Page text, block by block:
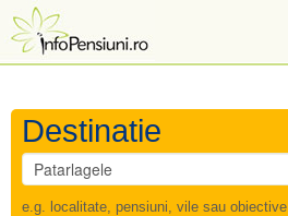
Destinatie
e.g. localitate, pensiuni, vile sau obiective